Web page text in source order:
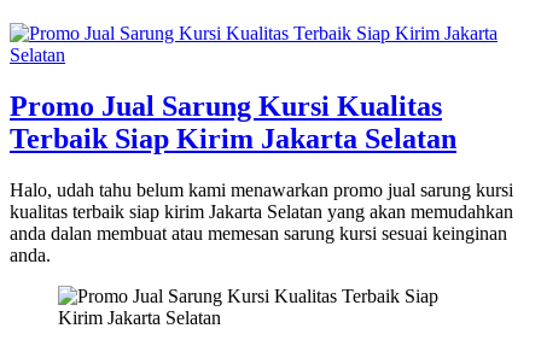
Promo Jual Sarung Kursi Kualitas
Terbaik Siap Kirim Jakarta Selatan
Halo, udah tahu belum kami menawarkan promo jual sarung kursi
kualitas terbaik siap kirim Jakarta Selatan yang akan memudahkan
anda dalan membuat atau memesan sarung kursi sesuai keinginan
anda.